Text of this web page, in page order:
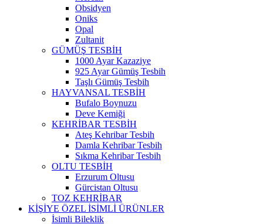
Obsidyen
Oniks
Opal
Zultanit
GÜMÜŞ TESBİH
1000 Ayar Kazaziye
925 Ayar Gümüş Tesbih
Taşlı Gümüş Tesbih
HAYVANSAL TESBİH
Bufalo Boynuzu
Deve Kemiği
KEHRİBAR TESBİH
Ateş Kehribar Tesbih
Damla Kehribar Tesbih
Sıkma Kehribar Tesbih
OLTU TESBİH
Erzurum Oltusu
Gürcistan Oltusu
TOZ KEHRİBAR
KİŞİYE ÖZEL İSİMLİ ÜRÜNLER
İsimli Bileklik